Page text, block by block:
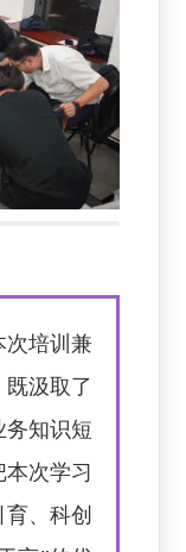
次培训兼
汲取了
知识短
次学习
、科创